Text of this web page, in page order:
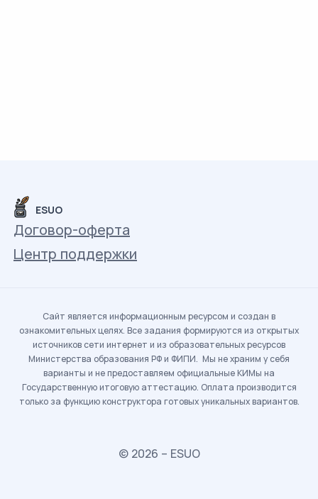
ESUO
Договор-оферта
Центр поддержки
Сайт является информационным ресурсом и создан в
ознакомительных целях. Все задания формируются из открытых
источников сети интернет и из образовательных ресурсов
Министерства образования РФ и ФИПИ. Мы не храним у себя
варианты и не предоставляем официальные КИМы на
Государственную итоговую аттестацию. Оплата производится
только за функцию конструктора готовых уникальных вариантов.
© 2026 – ESUO